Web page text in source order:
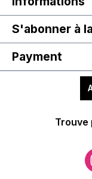
S'abonner à
Payment
Trouve